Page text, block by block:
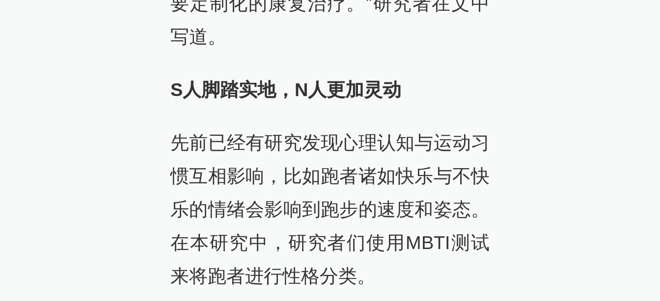
写道。
S人脚踏实地，N人更加灵动
先前已经有研究发现心理认知与运动习
惯互相影响，比如跑者诸如快乐与不快
乐的情绪会影响到跑步的速度和姿态。
在本研究中，研究者们使用MBTI测试
来将跑者进行性格分类。